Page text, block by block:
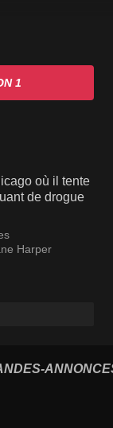
1
où il tente
de drogue
Harper